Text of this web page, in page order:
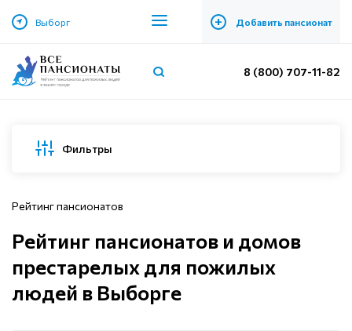
Выборг + Добавить пансионат
8 (800) 707-11-82
Фильтры
Рейтинг пансионатов
Рейтинг пансионатов и домов
престарелых для пожилых
людей в Выборге